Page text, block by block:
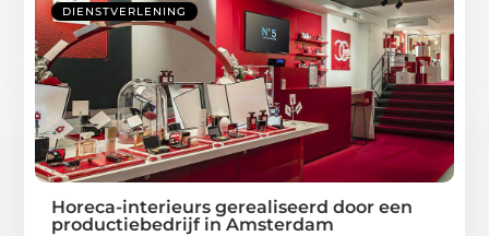
DIENSTVERLENING
Horeca-interieurs gerealiseerd door een
productiebedrijf in Amsterdam